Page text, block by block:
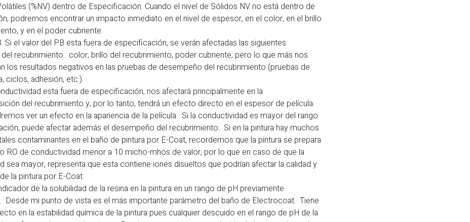
(%NV) dentro de Especificación. Cuando el nivel de Sólidos NV no está dentro de
podremos encontrar un impacto inmediato en el nivel de espesor, en el color, en el brillo
y en el poder cubriente.
Si el valor del PB esta fuera de especificación, se verán afectadas las siguientes
recubrimiento: color, brillo del recubrimiento, poder cubriente, pero lo que más nos
los resultados negativos en las pruebas de desempeño del recubrimiento (pruebas de
ciclos, adhesión, etc.).
esta fuera de especificación, nos afectará principalmente en la
del recubrimiento y, por lo tanto, tendrá un efecto directo en el espesor de película.
ver un efecto en la apariencia de la película. Si la conductividad es mayor del rango
puede afectar además el desempeño del recubrimiento. Si en la pintura hay muchos
contaminantes en el baño de pintura por E-Coat, recordemos que la pintura se prepara
RO de conductividad menor a 10 micho-mhos de valor, por lo que en caso de que la
sea mayor, representa que esta contiene iones disueltos que podrían afectar la calidad y
la pintura por E-Coat.
de la solubilidad de la resina en la pintura en un rango de pH previamente
Desde mi punto de vista es el más importante parámetro del baño de Electrocoat. Tiene
en la estabilidad química de la pintura pues cualquier descuido en el rango de pH de la